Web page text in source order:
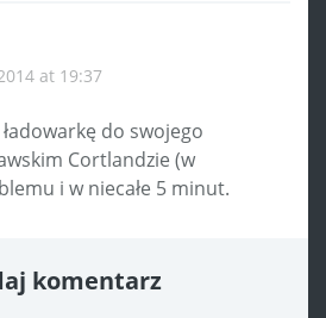
at 19:37
do swojego
Cortlandzie (w
i w niecałe 5 minut.
komentarz